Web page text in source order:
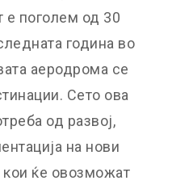
е поголем од 30
година во
аеродрома се
Сето ова
од развој,
на нови
кои ќе овозможат